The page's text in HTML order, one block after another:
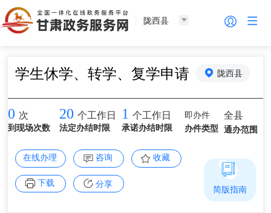
陇西县
学生休学、转学、复学申请 陇西县
0 次
到现场次数
20 个工作日
法定办结时限
1 个工作日
承诺办结时限
即办件
办件类型
全县
通办范围
在线办理 咨询 收藏
下载 分享 简版指南